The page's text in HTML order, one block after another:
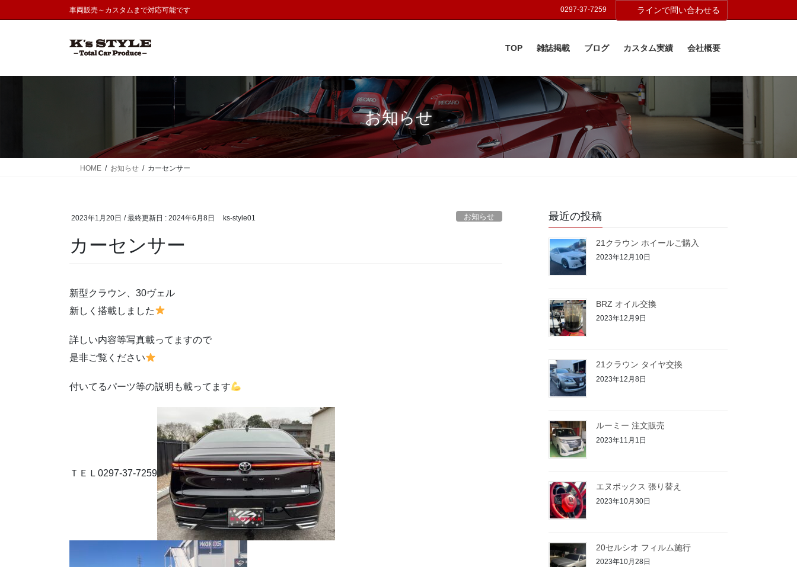
ン
に
ビ
ョ
車両販売～カスタムまで対応可能です 0297-37-7259 ラインで問い合わせる
TOP 雑誌掲載 ブログ カスタム実績 会社概要
お知らせ
HOME お知らせ カーセンサー
2023年1月20日 / 最終更新日 : 2024年6月8日 ks-style01 お知らせ
カーセンサー
新型クラウン、30ヴェル
新しく搭載しました
詳しい内容等写真載ってますので
是非ご覧ください
付いてるパーツ等の説明も載ってます
ＴＥＬ0297-37-7259
最近の投稿
21クラウン ホイールご購入
2023年12月10日
BRZ オイル交換
2023年12月9日
21クラウン タイヤ交換
2023年12月8日
ルーミー 注文販売
2023年11月1日
エヌボックス 張り替え
2023年10月30日
20セルシオ フィルム施行
2023年10月28日